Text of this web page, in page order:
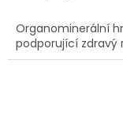
Organominerální
podporující zdravý